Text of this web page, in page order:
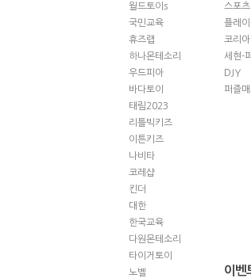
월드토이s
국민교육
휴즈랩
하나몬테소리
우드피아
바다토이
태림2023
리틀빅키즈
이튼키즈
나비타
코레샵
킨더
대한
한국교육
다원몬테소리
타이거토이
노벨
스포
플레
코리아
세현-
DJY
퍼즐
이벤